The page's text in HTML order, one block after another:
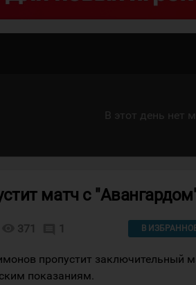
В этот день нет
матч с
371 1 В
пропустит заключительный
показаниям.